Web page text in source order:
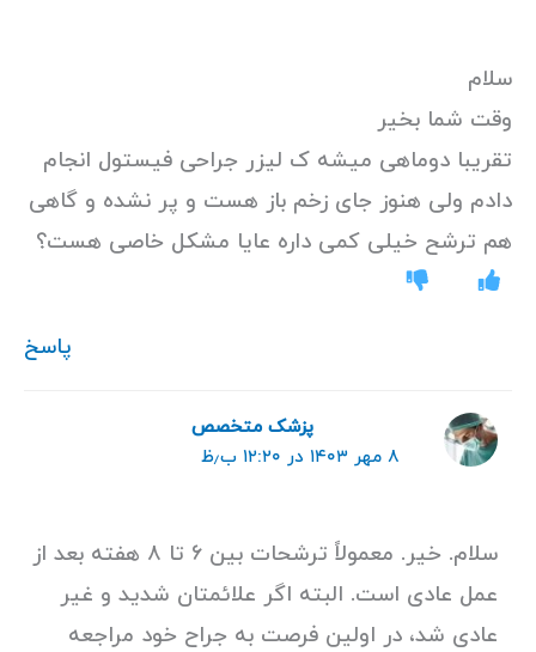
سلام
وقت شما بخیر
تقریبا دوماهی میشه ک لیزر جراحی فیستول انجام
دادم ولی هنوز جای زخم باز هست و پر نشده و گاهی
هم ترشح خیلی کمی داره عایا مشکل خاصی هست؟
پاسخ
پزشک متخصص
۸ مهر ۱۴۰۳ در ۱۲:۲۰ ب٫ظ
سلام. خیر. معمولاً ترشحات بین ۶ تا ۸ هفته بعد از
عمل عادی است. البته اگر علائمتان شدید و غیر
عادی شد، در اولین فرصت به جراح خود مراجعه